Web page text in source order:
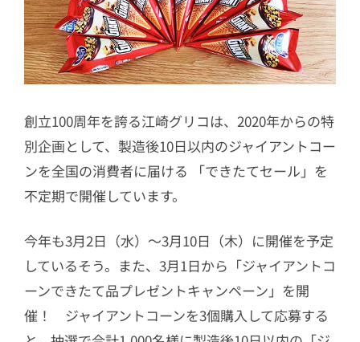
創立100周年を誇る江崎グリコは、2020年からの特
別企画として、製造後10日以内のジャイアントコー
ンを全国の消費者に届ける 「できたてセール」を
不定期で開催しています。
今年も3月2日（水）～3月10日（木）に開催を予定
しているそう。また、3月1日から「ジャイアントコ
ーンできたて品プレゼントキャンペーン」を開
催！ ジャイアントコーンを3個購入して応募する